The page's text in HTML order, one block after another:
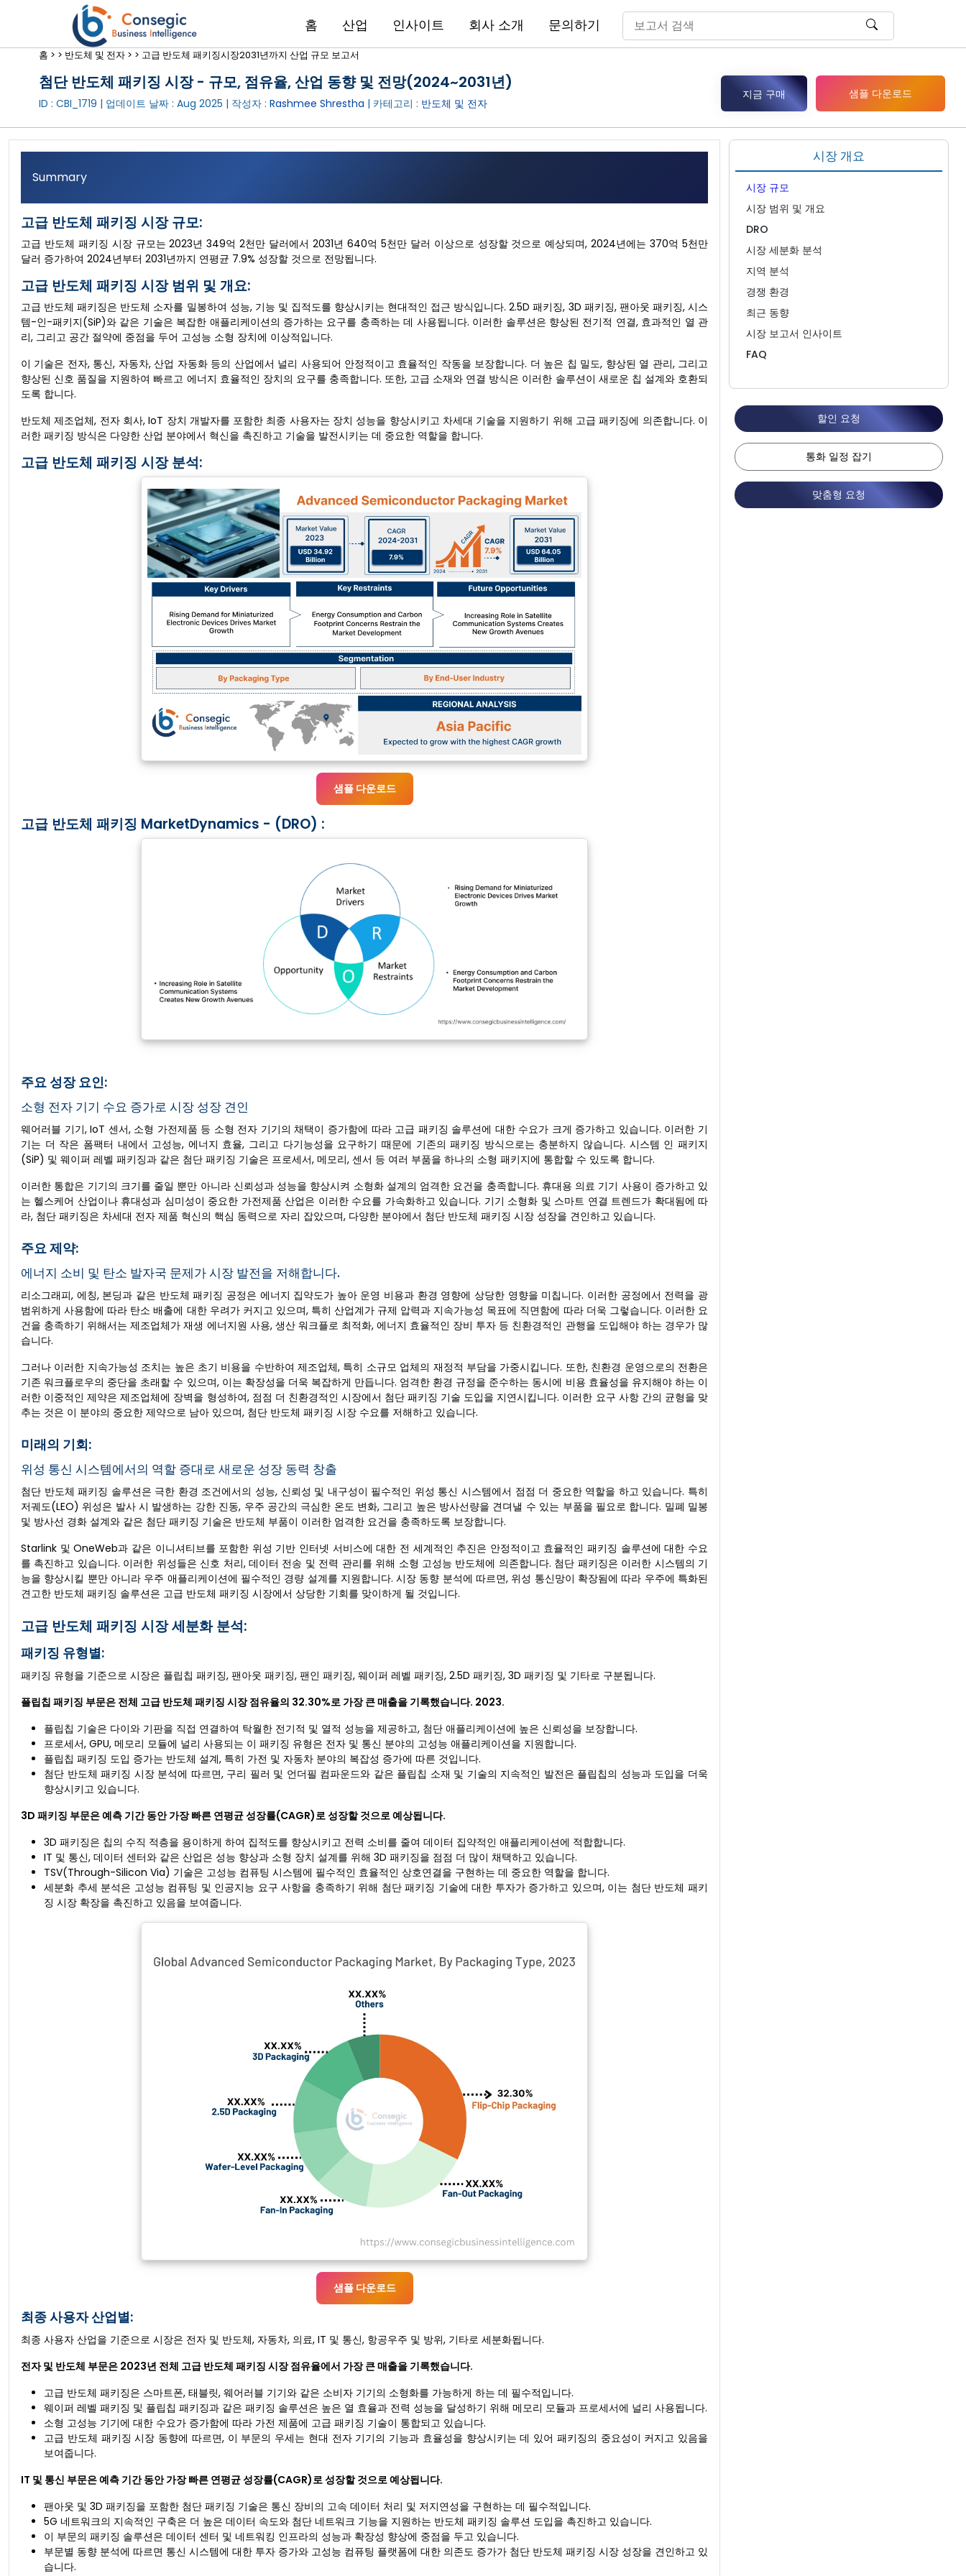
홈 산업 인사이트 회사 소개 문의하기
홈 > > 반도체 및 전자 > > 고급 반도체 패키징시장2031년까지 산업 규모 보고서
첨단 반도체 패키징 시장 - 규모, 점유율, 산업 동향 및 전망(2024~2031년)
ID : CBI_1719 | 업데이트 날짜 : Aug 2025 | 작성자 : Rashmee Shrestha | 카테고리 : 반도체 및 전자
지금 구매 샘플 다운로드
Summary
고급 반도체 패키징 시장 규모:
고급 반도체 패키징 시장 규모는 2023년 349억 2천만 달러에서 2031년 640억 5천만 달러 이상으로 성장할 것으로 예상되며, 2024년에는 370억 5천만
달러 증가하여 2024년부터 2031년까지 연평균 7.9% 성장할 것으로 전망됩니다.
고급 반도체 패키징 시장 범위 및 개요:
고급 반도체 패키징은 반도체 소자를 밀봉하여 성능, 기능 및 집적도를 향상시키는 현대적인 접근 방식입니다. 2.5D 패키징, 3D 패키징, 팬아웃 패키징, 시스
템-인-패키지(SiP)와 같은 기술은 복잡한 애플리케이션의 증가하는 요구를 충족하는 데 사용됩니다. 이러한 솔루션은 향상된 전기적 연결, 효과적인 열 관
리, 그리고 공간 절약에 중점을 두어 고성능 소형 장치에 이상적입니다.
이 기술은 전자, 통신, 자동차, 산업 자동화 등의 산업에서 널리 사용되어 안정적이고 효율적인 작동을 보장합니다. 더 높은 칩 밀도, 향상된 열 관리, 그리고
향상된 신호 품질을 지원하여 빠르고 에너지 효율적인 장치의 요구를 충족합니다. 또한, 고급 소재와 연결 방식은 이러한 솔루션이 새로운 칩 설계와 호환되
도록 합니다.
반도체 제조업체, 전자 회사, IoT 장치 개발자를 포함한 최종 사용자는 장치 성능을 향상시키고 차세대 기술을 지원하기 위해 고급 패키징에 의존합니다. 이
러한 패키징 방식은 다양한 산업 분야에서 혁신을 촉진하고 기술을 발전시키는 데 중요한 역할을 합니다.
고급 반도체 패키징 시장 분석:
샘플 다운로드
고급 반도체 패키징 MarketDynamics - (DRO) :
주요 성장 요인:
소형 전자 기기 수요 증가로 시장 성장 견인
웨어러블 기기, IoT 센서, 소형 가전제품 등 소형 전자 기기의 채택이 증가함에 따라 고급 패키징 솔루션에 대한 수요가 크게 증가하고 있습니다. 이러한 기
기는 더 작은 폼팩터 내에서 고성능, 에너지 효율, 그리고 다기능성을 요구하기 때문에 기존의 패키징 방식으로는 충분하지 않습니다. 시스템 인 패키지
(SiP) 및 웨이퍼 레벨 패키징과 같은 첨단 패키징 기술은 프로세서, 메모리, 센서 등 여러 부품을 하나의 소형 패키지에 통합할 수 있도록 합니다.
이러한 통합은 기기의 크기를 줄일 뿐만 아니라 신뢰성과 성능을 향상시켜 소형화 설계의 엄격한 요건을 충족합니다. 휴대용 의료 기기 사용이 증가하고 있
는 헬스케어 산업이나 휴대성과 심미성이 중요한 가전제품 산업은 이러한 수요를 가속화하고 있습니다. 기기 소형화 및 스마트 연결 트렌드가 확대됨에 따
라, 첨단 패키징은 차세대 전자 제품 혁신의 핵심 동력으로 자리 잡았으며, 다양한 분야에서 첨단 반도체 패키징 시장 성장을 견인하고 있습니다.
주요 제약:
에너지 소비 및 탄소 발자국 문제가 시장 발전을 저해합니다.
리소그래피, 에칭, 본딩과 같은 반도체 패키징 공정은 에너지 집약도가 높아 운영 비용과 환경 영향에 상당한 영향을 미칩니다. 이러한 공정에서 전력을 광
범위하게 사용함에 따라 탄소 배출에 대한 우려가 커지고 있으며, 특히 산업계가 규제 압력과 지속가능성 목표에 직면함에 따라 더욱 그렇습니다. 이러한 요
건을 충족하기 위해서는 제조업체가 재생 에너지원 사용, 생산 워크플로 최적화, 에너지 효율적인 장비 투자 등 친환경적인 관행을 도입해야 하는 경우가 많
습니다.
그러나 이러한 지속가능성 조치는 높은 초기 비용을 수반하여 제조업체, 특히 소규모 업체의 재정적 부담을 가중시킵니다. 또한, 친환경 운영으로의 전환은
기존 워크플로우의 중단을 초래할 수 있으며, 이는 확장성을 더욱 복잡하게 만듭니다. 엄격한 환경 규정을 준수하는 동시에 비용 효율성을 유지해야 하는 이
러한 이중적인 제약은 제조업체에 장벽을 형성하여, 점점 더 친환경적인 시장에서 첨단 패키징 기술 도입을 지연시킵니다. 이러한 요구 사항 간의 균형을 맞
추는 것은 이 분야의 중요한 제약으로 남아 있으며, 첨단 반도체 패키징 시장 수요를 저해하고 있습니다.
미래의 기회:
위성 통신 시스템에서의 역할 증대로 새로운 성장 동력 창출
첨단 반도체 패키징 솔루션은 극한 환경 조건에서의 성능, 신뢰성 및 내구성이 필수적인 위성 통신 시스템에서 점점 더 중요한 역할을 하고 있습니다. 특히
저궤도(LEO) 위성은 발사 시 발생하는 강한 진동, 우주 공간의 극심한 온도 변화, 그리고 높은 방사선량을 견뎌낼 수 있는 부품을 필요로 합니다. 밀폐 밀봉
및 방사선 경화 설계와 같은 첨단 패키징 기술은 반도체 부품이 이러한 엄격한 요건을 충족하도록 보장합니다.
Starlink 및 OneWeb과 같은 이니셔티브를 포함한 위성 기반 인터넷 서비스에 대한 전 세계적인 추진은 안정적이고 효율적인 패키징 솔루션에 대한 수요
를 촉진하고 있습니다. 이러한 위성들은 신호 처리, 데이터 전송 및 전력 관리를 위해 소형 고성능 반도체에 의존합니다. 첨단 패키징은 이러한 시스템의 기
능을 향상시킬 뿐만 아니라 우주 애플리케이션에 필수적인 경량 설계를 지원합니다. 시장 동향 분석에 따르면, 위성 통신망이 확장됨에 따라 우주에 특화된
견고한 반도체 패키징 솔루션은 고급 반도체 패키징 시장에서 상당한 기회를 맞이하게 될 것입니다.
고급 반도체 패키징 시장 세분화 분석:
패키징 유형별:
패키징 유형을 기준으로 시장은 플립칩 패키징, 팬아웃 패키징, 팬인 패키징, 웨이퍼 레벨 패키징, 2.5D 패키징, 3D 패키징 및 기타로 구분됩니다.
플립칩 패키징 부문은 전체 고급 반도체 패키징 시장 점유율의 32.30%로 가장 큰 매출을 기록했습니다. 2023.
플립칩 기술은 다이와 기판을 직접 연결하여 탁월한 전기적 및 열적 성능을 제공하고, 첨단 애플리케이션에 높은 신뢰성을 보장합니다.
프로세서, GPU, 메모리 모듈에 널리 사용되는 이 패키징 유형은 전자 및 통신 분야의 고성능 애플리케이션을 지원합니다.
플립칩 패키징 도입 증가는 반도체 설계, 특히 가전 및 자동차 분야의 복잡성 증가에 따른 것입니다.
첨단 반도체 패키징 시장 분석에 따르면, 구리 필러 및 언더필 컴파운드와 같은 플립칩 소재 및 기술의 지속적인 발전은 플립칩의 성능과 도입을 더욱
향상시키고 있습니다.
3D 패키징 부문은 예측 기간 동안 가장 빠른 연평균 성장률(CAGR)로 성장할 것으로 예상됩니다.
3D 패키징은 칩의 수직 적층을 용이하게 하여 집적도를 향상시키고 전력 소비를 줄여 데이터 집약적인 애플리케이션에 적합합니다.
IT 및 통신, 데이터 센터와 같은 산업은 성능 향상과 소형 장치 설계를 위해 3D 패키징을 점점 더 많이 채택하고 있습니다.
TSV(Through-Silicon Via) 기술은 고성능 컴퓨팅 시스템에 필수적인 효율적인 상호연결을 구현하는 데 중요한 역할을 합니다.
세분화 추세 분석은 고성능 컴퓨팅 및 인공지능 요구 사항을 충족하기 위해 첨단 패키징 기술에 대한 투자가 증가하고 있으며, 이는 첨단 반도체 패키
징 시장 확장을 촉진하고 있음을 보여줍니다.
샘플 다운로드
최종 사용자 산업별:
최종 사용자 산업을 기준으로 시장은 전자 및 반도체, 자동차, 의료, IT 및 통신, 항공우주 및 방위, 기타로 세분화됩니다.
전자 및 반도체 부문은 2023년 전체 고급 반도체 패키징 시장 점유율에서 가장 큰 매출을 기록했습니다.
고급 반도체 패키징은 스마트폰, 태블릿, 웨어러블 기기와 같은 소비자 기기의 소형화를 가능하게 하는 데 필수적입니다.
웨이퍼 레벨 패키징 및 플립칩 패키징과 같은 패키징 솔루션은 높은 열 효율과 전력 성능을 달성하기 위해 메모리 모듈과 프로세서에 널리 사용됩니다.
소형 고성능 기기에 대한 수요가 증가함에 따라 가전 제품에 고급 패키징 기술이 통합되고 있습니다.
고급 반도체 패키징 시장 동향에 따르면, 이 부문의 우세는 현대 전자 기기의 기능과 효율성을 향상시키는 데 있어 패키징의 중요성이 커지고 있음을
보여줍니다.
IT 및 통신 부문은 예측 기간 동안 가장 빠른 연평균 성장률(CAGR)로 성장할 것으로 예상됩니다.
팬아웃 및 3D 패키징을 포함한 첨단 패키징 기술은 통신 장비의 고속 데이터 처리 및 저지연성을 구현하는 데 필수적입니다.
5G 네트워크의 지속적인 구축은 더 높은 데이터 속도와 첨단 네트워크 기능을 지원하는 반도체 패키징 솔루션 도입을 촉진하고 있습니다.
이 부문의 패키징 솔루션은 데이터 센터 및 네트워킹 인프라의 성능과 확장성 향상에 중점을 두고 있습니다.
부문별 동향 분석에 따르면 통신 시스템에 대한 투자 증가와 고성능 컴퓨팅 플랫폼에 대한 의존도 증가가 첨단 반도체 패키징 시장 성장을 견인하고 있
습니다.
시장 개요
시장 규모
시장 범위 및 개요
DRO
시장 세분화 분석
지역 분석
경쟁 환경
최근 동향
시장 보고서 인사이트
FAQ
할인 요청
통화 일정 잡기
맞춤형 요청